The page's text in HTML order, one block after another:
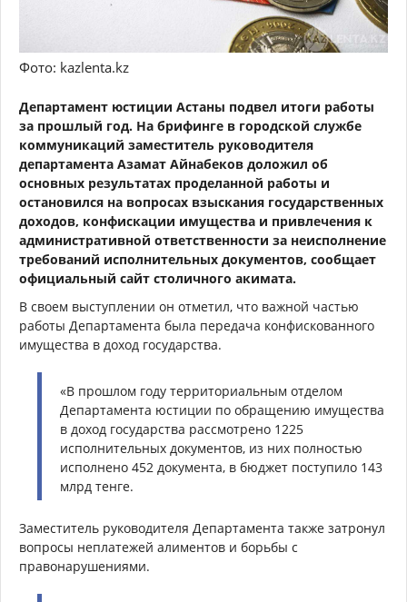
Фото: kazlenta.kz
Департамент юстиции Астаны подвел итоги работы
за прошлый год. На брифинге в городской службе
коммуникаций заместитель руководителя
департамента Азамат Айнабеков доложил об
основных результатах проделанной работы и
остановился на вопросах взыскания государственных
доходов, конфискации имущества и привлечения к
административной ответственности за неисполнение
требований исполнительных документов, сообщает
официальный сайт столичного акимата.
В своем выступлении он отметил, что важной частью
работы Департамента была передача конфискованного
имущества в доход государства.
«В прошлом году территориальным отделом
Департамента юстиции по обращению имущества
в доход государства рассмотрено 1225
исполнительных документов, из них полностью
исполнено 452 документа, в бюджет поступило 143
млрд тенге.
Заместитель руководителя Департамента также затронул
вопросы неплатежей алиментов и борьбы с
правонарушениями.